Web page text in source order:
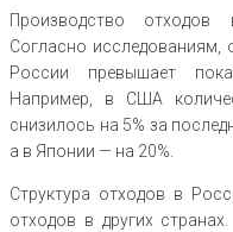
Производство
Согласно исследованиям,
России превышает
Например, в США
снизилось на 5% за
а в Японии — на 20%.
Структура отходов в
отходов в других